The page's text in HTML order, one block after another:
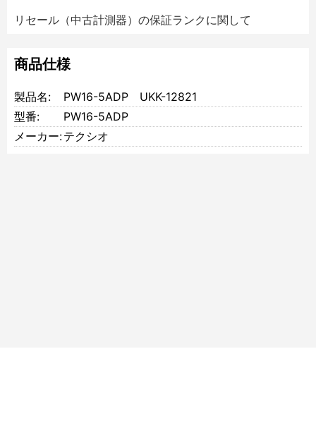
リセール（中古計測器）の保証ランクに関して
商品仕様
製品名:
PW16-5ADP UKK-12821
型番:
PW16-5ADP
メーカー:テクシオ